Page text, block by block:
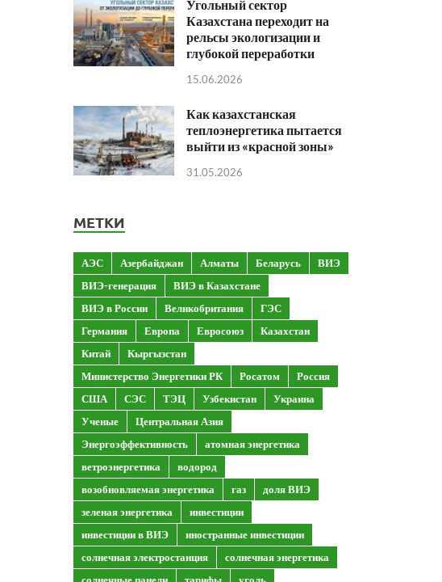
Угольный сектор
Казахстана переходит на
рельсы экологизации и
глубокой переработки
15.06.2026
Как казахстанская
теплоэнергетика пытается
выйти из «красной зоны»
31.05.2026
МЕТКИ
АЭС Азербайджан Алматы Беларусь
ВИЭ
ВИЭ-генерация
ВИЭ в Казахстане
ВИЭ в России
Великобритания
ГЭС
Германия
Европа Евросоюз
Казахстан
Китай
Кыргызстан
Министерство Энергетики РК
Росатом
Россия
США
СЭС ТЭЦ Узбекистан
Украина
Ученые
Центральная Азия
Энергоэффективность
атомная энергетика
ветроэнергетика
водород
возобновляемая энергетика
газ
доля ВИЭ
зеленая энергетика
инвестиции
инвестиции в ВИЭ
иностранные инвестиции
солнечная электростанция
солнечная энергетика
солнечные панели
тарифы уголь